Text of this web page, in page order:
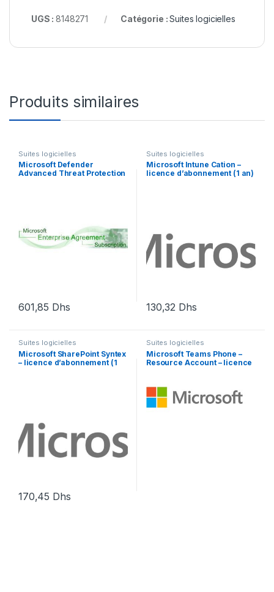
UGS :8148271 Catégorie :Suites logicielles
Produits similaires
Suites logicielles
Microsoft Defender
Advanced Threat Protection
601,85 Dhs
Suites logicielles
Microsoft Intune Cation –
licence d’abonnement (1 an)
130,32 Dhs
Suites logicielles
Microsoft SharePoint Syntex
– licence d’abonnement (1
170,45 Dhs
Suites logicielles
Microsoft Teams Phone –
Resource Account – licence